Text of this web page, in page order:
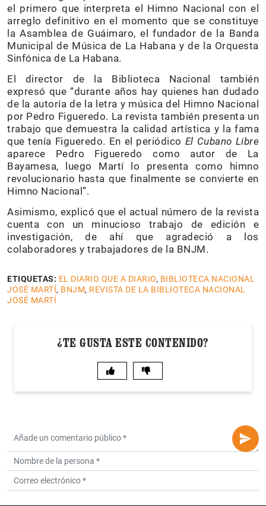
el primero que interpreta el Himno Nacional con el
arreglo definitivo en el momento que se constituye
la Asamblea de Guáimaro, el fundador de la Banda
Municipal de Música de La Habana y de la Orquesta
Sinfónica de La Habana.
El director de la Biblioteca Nacional también
expresó que “durante años hay quienes han dudado
de la autoría de la letra y música del Himno Nacional
por Pedro Figueredo. La revista también presenta un
trabajo que demuestra la calidad artística y la fama
que tenía Figueredo. En el periódico El Cubano Libre
aparece Pedro Figueredo como autor de La
Bayamesa, luego Martí lo presenta como himno
revolucionario hasta que finalmente se convierte en
Himno Nacional”.
Asimismo, explicó que el actual número de la revista
cuenta con un minucioso trabajo de edición e
investigación, de ahí que agradeció a los
colaboradores y trabajadores de la BNJM.
ETIQUETAS: EL DIARIO QUE A DIARIO, BIBLIOTECA NACIONAL
JOSÉ MARTÍ, BNJM, REVISTA DE LA BIBLIOTECA NACIONAL
JOSÉ MARTÍ
¿TE GUSTA ESTE CONTENIDO?